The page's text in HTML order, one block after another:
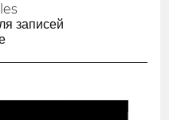
записей